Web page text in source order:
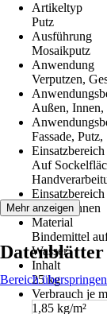
Artikeltyp
Putz
Ausführung
Mosaikputz
Anwendung
Verputzen,
Außen, Innen,
Fassade,
Einsatzbereich
Auf
Einsatzbereich
Außen, Innen
Material
Bindemittel
Wasser
Inhalt
25 kg
Verbrauch je
1,85 kg/m²
Mehr anzeigen
Datenblätter
Bereich überspringen